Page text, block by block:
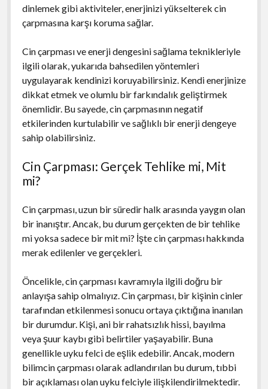
dinlemek gibi aktiviteler, enerjinizi yükselterek cin
çarpmasına karşı koruma sağlar.
Cin çarpması ve enerji dengesini sağlama teknikleriyle
ilgili olarak, yukarıda bahsedilen yöntemleri
uygulayarak kendinizi koruyabilirsiniz. Kendi enerjinize
dikkat etmek ve olumlu bir farkındalık geliştirmek
önemlidir. Bu sayede, cin çarpmasının negatif
etkilerinden kurtulabilir ve sağlıklı bir enerji dengeye
sahip olabilirsiniz.
Cin Çarpması: Gerçek Tehlike mi, Mit
mi?
Cin çarpması, uzun bir süredir halk arasında yaygın olan
bir inanıştır. Ancak, bu durum gerçekten de bir tehlike
mi yoksa sadece bir mit mi? İşte cin çarpması hakkında
merak edilenler ve gerçekleri.
Öncelikle, cin çarpması kavramıyla ilgili doğru bir
anlayışa sahip olmalıyız. Cin çarpması, bir kişinin cinler
tarafından etkilenmesi sonucu ortaya çıktığına inanılan
bir durumdur. Kişi, ani bir rahatsızlık hissi, bayılma
veya şuur kaybı gibi belirtiler yaşayabilir. Buna
genellikle uyku felci de eşlik edebilir. Ancak, modern
bilimcin çarpması olarak adlandırılan bu durum, tıbbi
bir açıklaması olan uyku felciyle ilişkilendirilmektedir.